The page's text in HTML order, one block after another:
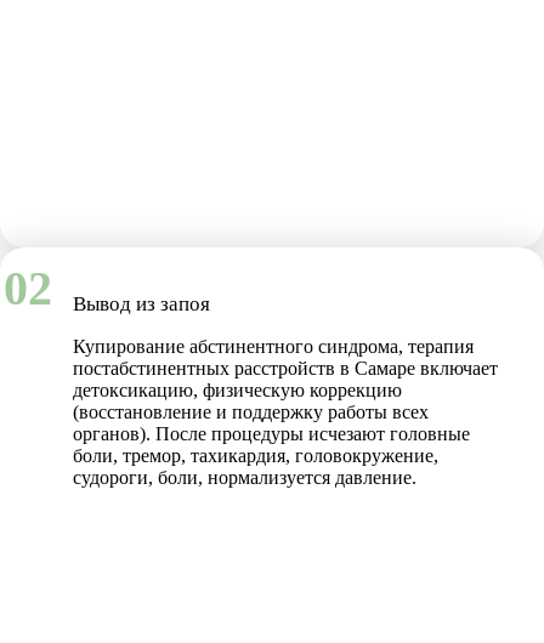
02 Вывод из запоя
Купирование абстинентного синдрома, терапия
постабстинентных расстройств в Самаре включает
детоксикацию, физическую коррекцию
(восстановление и поддержку работы всех
органов). После процедуры исчезают головные
боли, тремор, тахикардия, головокружение,
судороги, боли, нормализуется давление.